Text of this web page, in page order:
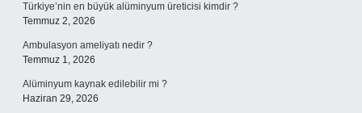
Türkiye’nin en büyük alüminyum üreticisi kimdir ?
Temmuz 2, 2026
Ambulasyon ameliyatı nedir ?
Temmuz 1, 2026
Alüminyum kaynak edilebilir mi ?
Haziran 29, 2026